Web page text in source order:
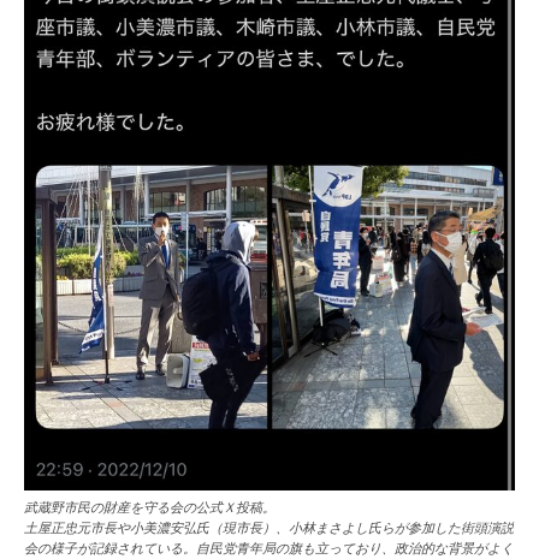
武蔵野市民の財産を守る会の公式Ｘ投稿。
土屋正忠元市長や小美濃安弘氏（現市長）、小林まさよし氏らが参加した街頭演説
会の様子が記録されている。自民党青年局の旗も立っており、政治的な背景がよく